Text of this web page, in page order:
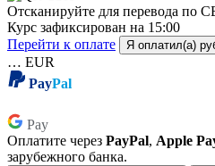
Отсканируйте для перевода по
Курс зафиксирован на 15:00
Перейти к оплате
Я оплатил(а)
… EUR
PayPal
Pay
Оплатите через PayPal, Apple
зарубежного банка.